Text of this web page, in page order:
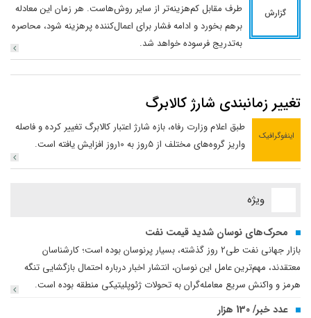
تغییر زمانبندی شارژ کالابرگ
اینفوگرافیک
طبق اعلام وزارت رفاه، بازه شارژ اعتبار کالابرگ تغییر کرده و فاصله
واریز گروه‌های مختلف از 5روز به 10روز افزایش یافته است.
ویژه
‌محرک‌های نوسان شدید قیمت نفت
بازار جهانی نفت طی2 روز گذشته، بسیار پرنوسان‌ بوده است؛ کارشناسان
معتقدند، مهم‌ترین عامل این نوسان، انتشار اخبار درباره احتمال بازگشایی تنگه
هرمز و واکنش سریع معامله‌گران به تحولات ژئوپلیتیکی منطقه بوده است.
عدد خبر/ 130 هزار
گزارش
طرف مقابل کم‌هزینه‌تر از سایر روش‌ها‌ست. هر زمان این معادله
برهم بخورد و ادامه فشار برای اعمال‌کننده پرهزینه شود، محاصره
به‌تدریج فرسوده خواهد شد.‌‌